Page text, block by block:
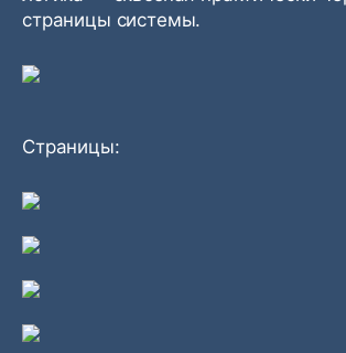
страницы системы.
Страницы: